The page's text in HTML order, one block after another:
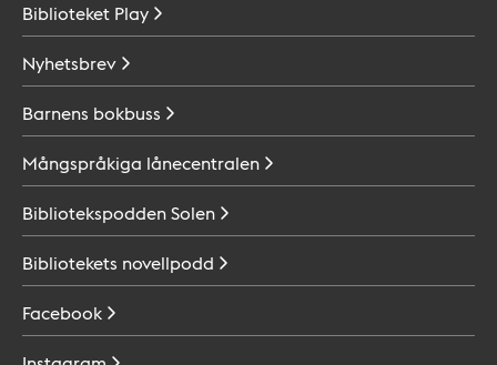
Biblioteket Play
Nyhetsbrev
Barnens bokbuss
Mångspråkiga lånecentralen
BibliotekspoddenSolen
Bibliotekets novellpodd
Facebook